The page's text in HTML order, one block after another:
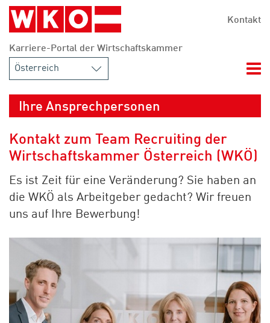
Zum Hauptinhalt springen
Zur Navigation springen
Zum Footer springen
Karriere-Portal der Wirtschaftskammer
Kontakt
Ihre Ansprechpersonen
Kontakt zum Team Recruiting der
Wirtschaftskammer Österreich (WKÖ)
Es ist Zeit für eine Veränderung? Sie haben an
die WKÖ als Arbeitgeber gedacht? Wir freuen
uns auf Ihre Bewerbung!